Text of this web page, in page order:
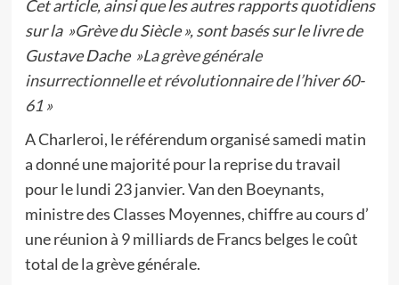
Cet article, ainsi que les autres rapports quotidiens
sur la »Grève du Siècle », sont basés sur le livre de
Gustave Dache »La grève générale
insurrectionnelle et révolutionnaire de l’hiver 60-
61 »
A Charleroi, le référendum organisé samedi matin
a donné une majorité pour la reprise du travail
pour le lundi 23 janvier. Van den Boeynants,
ministre des Classes Moyennes, chiffre au cours d’
une réunion à 9 milliards de Francs belges le coût
total de la grève générale.